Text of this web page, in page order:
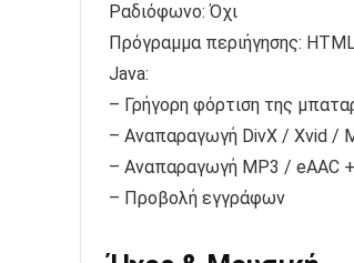
Ραδιόφωνο: Όχι
Πρόγραμμα περιήγησης:
Java:
– Γρήγορη φόρτιση της
– Αναπαραγωγή DivX / Xvid /
– Αναπαραγωγή MP3 / eAAC
– Προβολή εγγράφων